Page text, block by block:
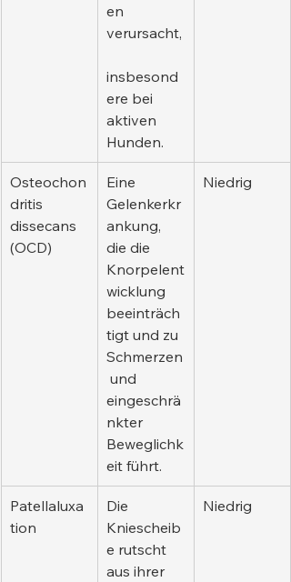
en
verursacht,
insbesond
ere bei
aktiven
Hunden.
Osteochon
dritis
dissecans
(OCD)
Eine
Gelenkerkr
ankung,
die die
Knorpelent
wicklung
beeinträch
tigt und zu
Schmerzen
und
eingeschrä
nkter
Beweglichk
eit führt.
Niedrig
Patellaluxa
tion
Die
Kniescheib
e rutscht
aus ihrer
Niedrig